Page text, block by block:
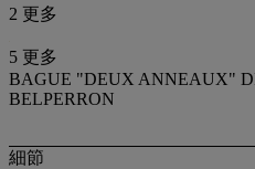
2 更多
5 更多
BAGUE "DEUX ANNEAUX"
BELPERRON
細節